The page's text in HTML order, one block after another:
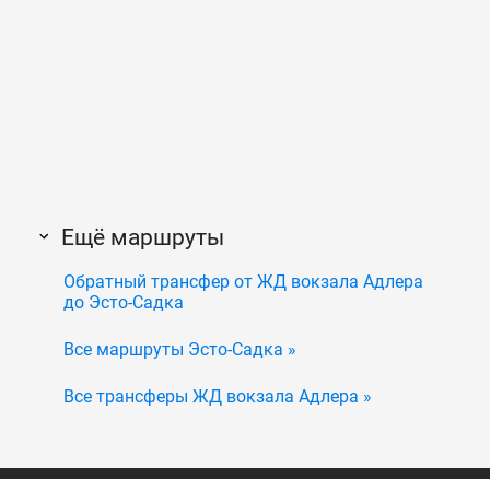
Ещё маршруты
Обратный трансфер от ЖД вокзала Адлера
до Эсто-Садка
Все маршруты Эсто-Садка »
Все трансферы ЖД вокзала Адлера »